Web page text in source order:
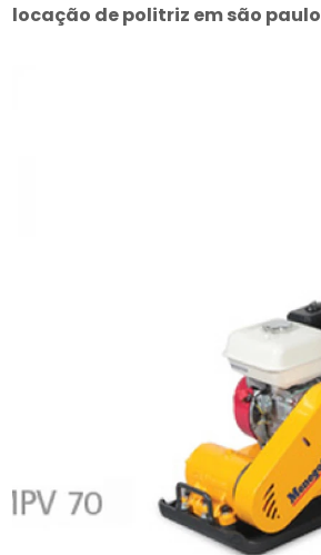
locação de politriz em são paulo